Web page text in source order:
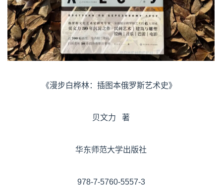
《漫步白桦林：插图本俄罗斯艺术史》
贝文力 著
华东师范大学出版社
978-7-5760-5557-3